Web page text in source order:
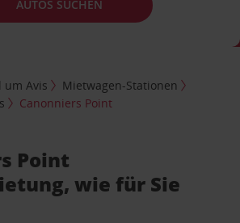
AUTOS SUCHEN
um Avis
Mietwagen-Stationen
Canonniers Point
Point
wie für Sie